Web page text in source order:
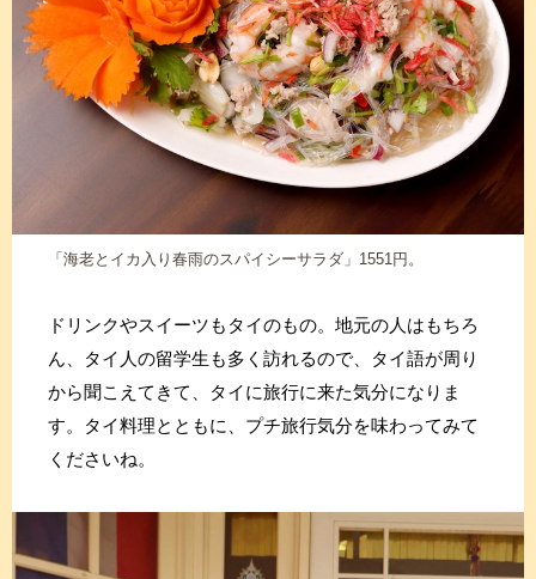
「海老とイカ入り春雨のスパイシーサラダ」1551円。
ドリンクやスイーツもタイのもの。地元の人はもちろ
ん、タイ人の留学生も多く訪れるので、タイ語が周り
から聞こえてきて、タイに旅行に来た気分になりま
す。タイ料理とともに、プチ旅行気分を味わってみて
くださいね。